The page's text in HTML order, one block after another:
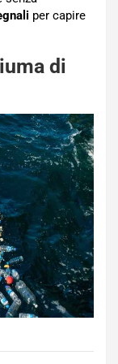
per capire
di